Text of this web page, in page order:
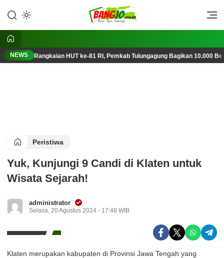
konten
Bangjo.co.id
Berani, Tegas, Terpercaya
NEWS Rangkaian HUT ke-81 RI, Pemkab Tulungagung Bagikan 10.000
Peristiwa
Yuk, Kunjungi 9 Candi di Klaten untuk
Wisata Sejarah!
administrator
Selasa, 20 Agustus 2024 - 17:48 WIB
Klaten merupakan kabupaten di Provinsi Jawa Tengah yang